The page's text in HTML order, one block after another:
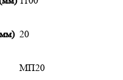
20
МП20